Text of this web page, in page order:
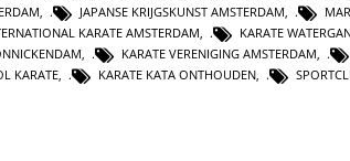
JAPANSE KRIJGSKUNST AMSTERDAM
KARATE AMSTERDAM, KARATE
, KARATE VERENIGING AMSTERDAM,
KARATE, KARATE KATA ONTHOUDEN,